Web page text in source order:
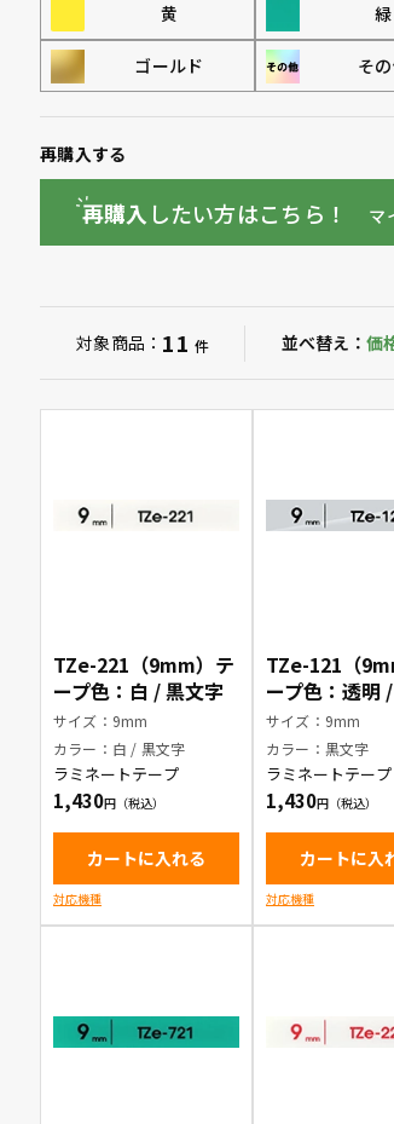
黄 緑
ゴールド そ
再購入する
再購入 したい方はこちら！ マ
対象商品： 11 件 並べ替え：価
TZe-221（9mm）テ
ープ色：白 / 黒文字
サイズ：9mm
カラー：白 / 黒文字
ラミネートテープ
1,430
カートに入れる
対応機種
TZe-121（
ープ色：透明
字
サイズ：9mm
カラー：黒文字
ラミネートテープ
1,430
カートに入
対応機種